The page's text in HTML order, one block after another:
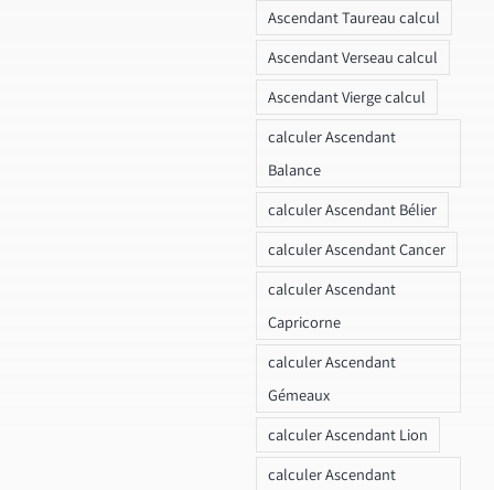
Ascendant Taureau calcul
Ascendant Verseau calcul
Ascendant Vierge calcul
calculer Ascendant
Balance
calculer Ascendant Bélier
calculer Ascendant Cancer
calculer Ascendant
Capricorne
calculer Ascendant
Gémeaux
calculer Ascendant Lion
calculer Ascendant